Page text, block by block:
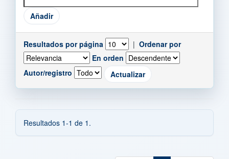
Resultados por página | Ordenar por
En orden
Autor/registro
Resultados 1-1 de 1.